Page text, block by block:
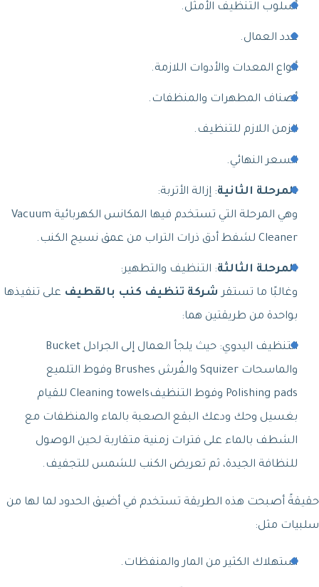
أسلوب التنظيف الأمثل.
عدد العمال.
أنواع المعدات والأدوات اللازمة.
أصناف المطهرات والمنظفات.
الزمن اللازم للتنظيف.
السعر النهائي.
المرحلة الثانية: إزالة الأتربة:
وهي المرحلة التي تستخدم فيها المكانس الكهربائية Vacuum
Cleaner لشفط أدق ذرات التراب من عمق نسيج الكنب.
المرحلة الثالثة: التنظيف والتطهير:
وغالبًا ما تستقر شركة تنظيف كنب بالقطيف على تنفيذها
بواحدة من طريقتين هما:
التنظيف اليدوي: حيث يلجأ العمال إلى الجرادل Bucket
والماسحات Squizer والفُرش Brushes وفوط التلميع
Polishing pads وفوط التنظيفCleaning towels للقيام
بغسيل وحك ودعك البقع الصعبة بالماء والمنظفات مع
الشطف بالماء على فترات زمنية متقاربة لحين الوصول
للنظافة الجيدة، ثم تعريض الكنب للشمس للتجفيف.
حقيقةً أصبحت هذه الطريقة تستخدم في أضيق الحدود لما لها من
سلبيات مثل:
استهلاك الكثير من المار والمنفظات.